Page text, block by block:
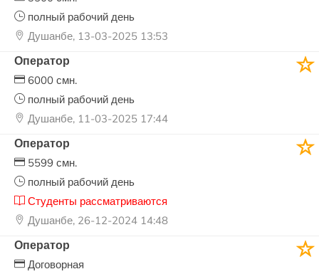
полный рабочий день
Душанбе, 13-03-2025 13:53
Оператор
6000 смн.
полный рабочий день
Душанбе, 11-03-2025 17:44
Оператор
5599 смн.
полный рабочий день
Студенты рассматриваются
Душанбе, 26-12-2024 14:48
Оператор
Договорная